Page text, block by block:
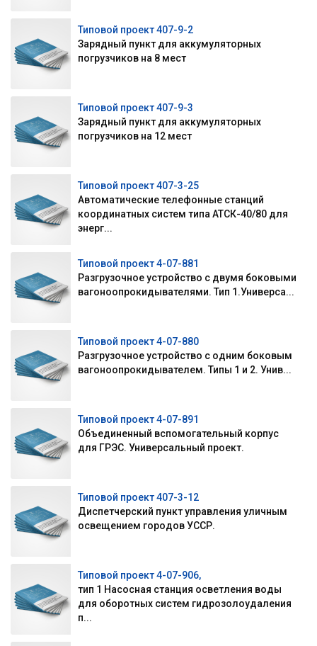
Типовой проект 407-9-2
Зарядный пункт для аккумуляторных
погрузчиков на 8 мест
Типовой проект 407-9-3
Зарядный пункт для аккумуляторных
погрузчиков на 12 мест
Типовой проект 407-3-25
Автоматические телефонные станций
координатных систем типа АТСК-40/80 для
энерг...
Типовой проект 4-07-881
Разгрузочное устройство с двумя боковыми
вагоноопрокидывателями. Тип 1.Универса...
Типовой проект 4-07-880
Разгрузочное устройство с одним боковым
вагоноопрокидывателем. Типы 1 и 2. Унив...
Типовой проект 4-07-891
Объединенный вспомогательный корпус
для ГРЭС. Универсальный проект.
Типовой проект 407-3-12
Диспетчерский пункт управления уличным
освещением городов УССР.
Типовой проект 4-07-906,
тип 1 Насосная станция осветления воды
для оборотных систем гидрозолоудаления
п...